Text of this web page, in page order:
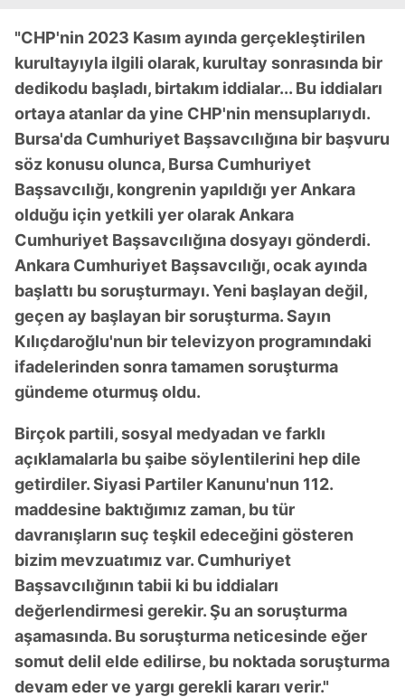
"CHP'nin 2023 Kasım ayında gerçekleştirilen
kurultayıyla ilgili olarak, kurultay sonrasında bir
dedikodu başladı, birtakım iddialar... Bu iddiaları
ortaya atanlar da yine CHP'nin mensuplarıydı.
Bursa'da Cumhuriyet Başsavcılığına bir başvuru
söz konusu olunca, Bursa Cumhuriyet
Başsavcılığı, kongrenin yapıldığı yer Ankara
olduğu için yetkili yer olarak Ankara
Cumhuriyet Başsavcılığına dosyayı gönderdi.
Ankara Cumhuriyet Başsavcılığı, ocak ayında
başlattı bu soruşturmayı. Yeni başlayan değil,
geçen ay başlayan bir soruşturma. Sayın
Kılıçdaroğlu'nun bir televizyon programındaki
ifadelerinden sonra tamamen soruşturma
gündeme oturmuş oldu.
Birçok partili, sosyal medyadan ve farklı
açıklamalarla bu şaibe söylentilerini hep dile
getirdiler. Siyasi Partiler Kanunu'nun 112.
maddesine baktığımız zaman, bu tür
davranışların suç teşkil edeceğini gösteren
bizim mevzuatımız var. Cumhuriyet
Başsavcılığının tabii ki bu iddiaları
değerlendirmesi gerekir. Şu an soruşturma
aşamasında. Bu soruşturma neticesinde eğer
somut delil elde edilirse, bu noktada soruşturma
devam eder ve yargı gerekli kararı verir."